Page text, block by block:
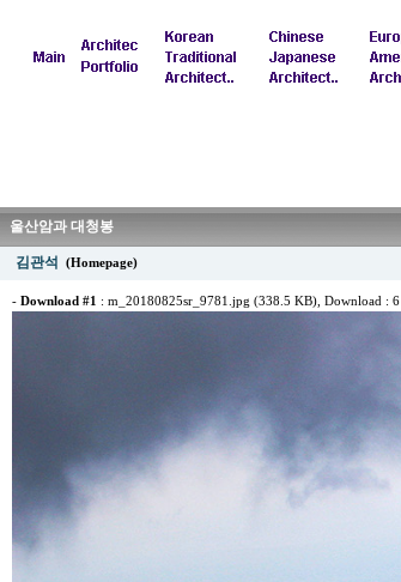
울산암과 대청봉
김관석 (Homepage)
- Download #1 : m_20180825sr_9781.jpg (338.5 KB) , Download : 6